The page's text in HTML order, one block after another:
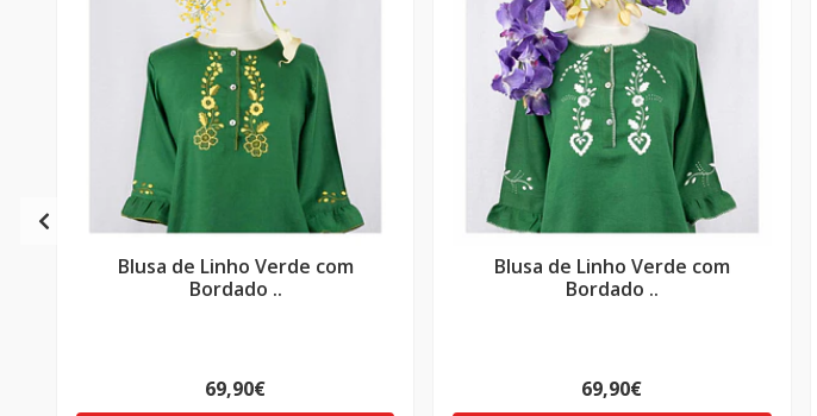
Blusa de Linho Verde com
Bordado ..
69,90€
Blusa de Linho Verde com
Bordado ..
69,90€